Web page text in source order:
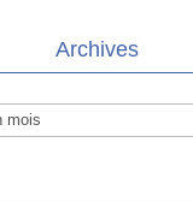
Archives